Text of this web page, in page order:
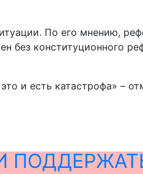
По его мнению,
без конституционного
и есть катастрофа» –